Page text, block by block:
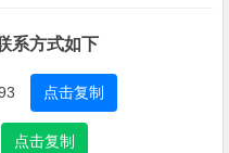
系方式如下
点击复制
点击复制